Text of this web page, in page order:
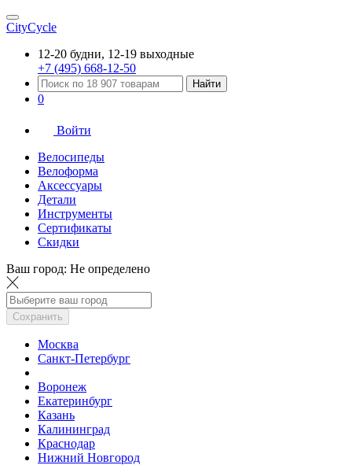
CityCycle
12-20 будни, 12-19 выходные
+7 (495) 668-12-50
Найти
0
Войти
Велосипеды
Велоформа
Аксессуары
Детали
Инструменты
Сертификаты
Скидки
Ваш город: Не определено
Сохранить
Москва
Санкт-Петербург
Воронеж
Екатеринбург
Казань
Калининград
Краснодар
Нижний Новгород